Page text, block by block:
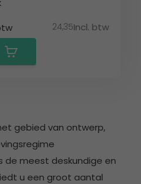
24,35Incl. btw
gebied van ontwerp,
de meest deskundige en
u een groot aantal